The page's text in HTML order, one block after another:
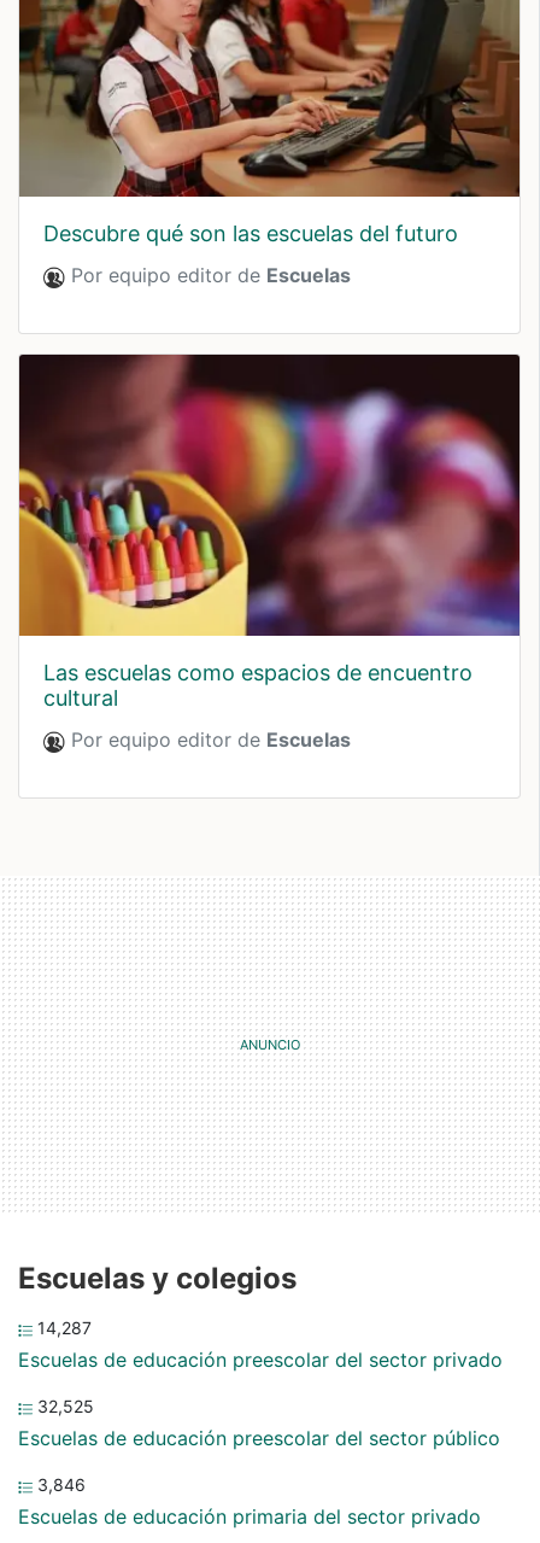
descubre qué son las escuelas del futuro
Por equipo editor de Escuelas
las escuelas como espacios de encuentro
cultural
Por equipo editor de Escuelas
Escuelas y colegios
14,287
Escuelas de educación preescolar del sector privado
32,525
Escuelas de educación preescolar del sector público
3,846
Escuelas de educación primaria del sector privado